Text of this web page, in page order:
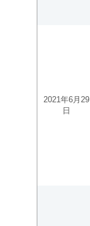
2021年6月29
日